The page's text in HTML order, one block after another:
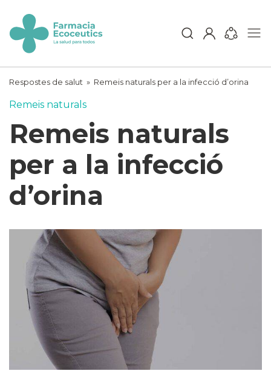
content
ecoceutics
Respostes de salut » Remeis naturals per a la infecció d’orina
Remeis naturals
Remeis naturals
per a la infecció
d’orina